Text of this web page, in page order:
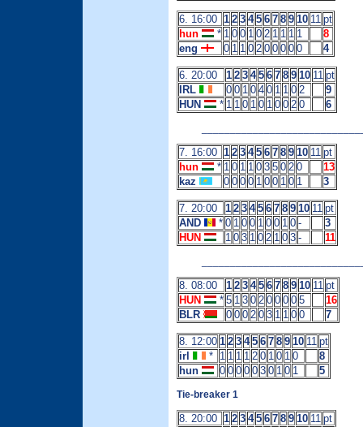
6. 16:00 1 2 3 4 5 6 7 8 9 10 11 pt
hun
* 1 0 0 1 0 2 1 1 1 1
8
eng
0 1 1 0 2 0 0 0 0 0 4
6. 20:00 1 2 3 4 5 6 7 8 9 10 11 pt
IRL
0 0 1 0 4 0 1 1 0 2
9
HUN
* 1 1 0 1 0 1 0 0 2 0 6
7. 16:00 1 2 3 4 5 6 7 8 9 10 11 pt
hun
* 1 0 1 1 0 3 5 0 2 0
13
kaz
0 0 0 0 1 0 0 1 0 1 3
7. 20:00 1 2 3 4 5 6 7 8 9 10 11 pt
AND
* 0 1 0 0 1 0 0 1 0 -
3
HUN
1 0 3 1 0 2 1 0 3 - 11
8. 08:00 1 2 3 4 5 6 7 8 9 10 11 pt
HUN
* 5 1 3 0 2 0 0 0 0 5
16
BLR
0 0 0 2 0 3 1 1 0 0 7
8. 12:00 1 2 3 4 5 6 7 8 9 10 11 pt
irl
* 1 1 1 1 2 0 1 0 1 0
8
hun
0 0 0 0 0 3 0 1 0 1 5
Tie-breaker 1
8. 20:00 1 2 3 4 5 6 7 8 9 10 11 pt